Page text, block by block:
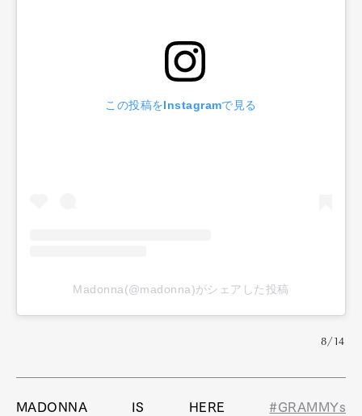
この投稿をInstagramで見る
Madonna(@madonna)がシェアした投稿
8/14
MADONNA IS HERE#GRAMMYs